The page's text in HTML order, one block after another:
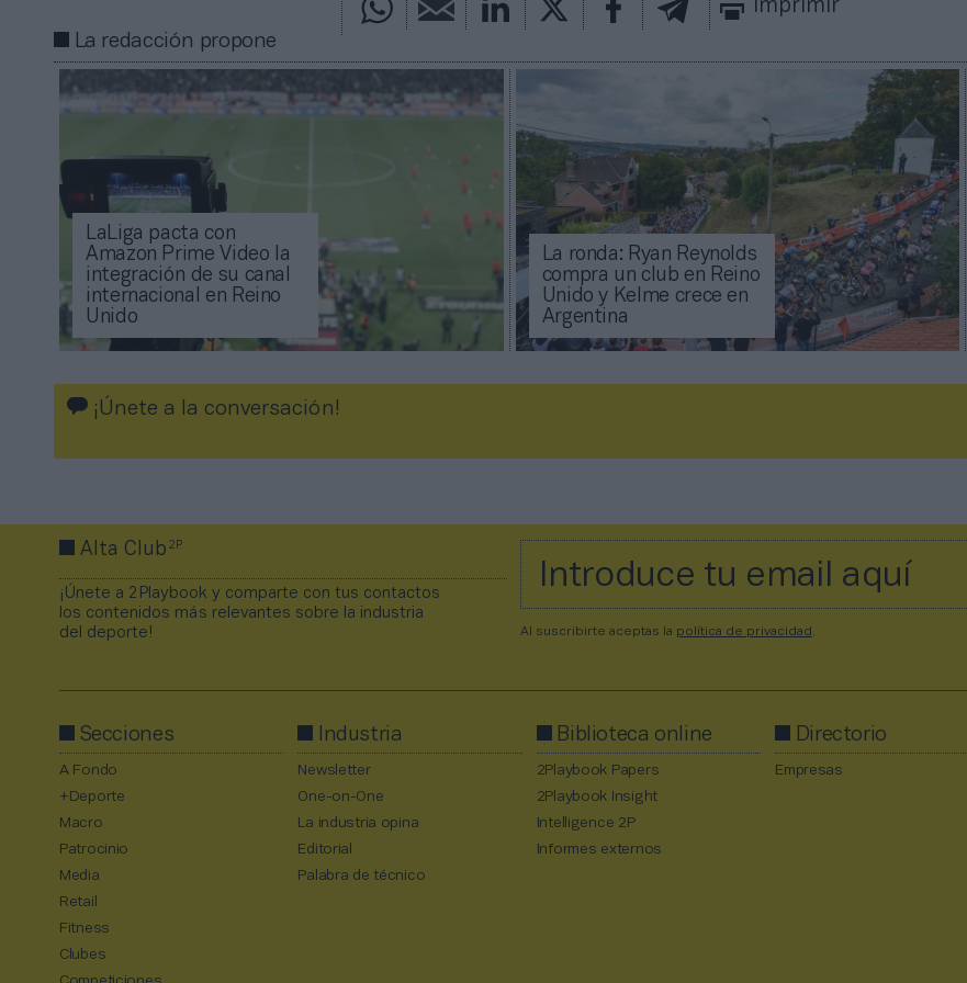
Imprimir
La redacción propone
LaLiga pacta con
Amazon Prime Video la
integración de su canal
internacional en Reino
Unido
La ronda: Ryan Reynolds
compra un club en Reino
Unido y Kelme crece en
Argentina
¡Únete a la conversación!
Alta Club2P
¡Únete a 2Playbook y comparte con tus contactos
los contenidos más relevantes sobre la industria
del deporte!
Al suscribirte aceptas la política de privacidad
Secciones
A Fondo
+Deporte
Macro
Patrocinio
Media
Retail
Fitness
Clubes
Industria
Newsletter
One-on-One
La industria opina
Editorial
Palabra de técnico
Biblioteca online
2Playbook Papers
2Playbook Insight
Intelligence 2P
Informes externos
Directorio
Empresas